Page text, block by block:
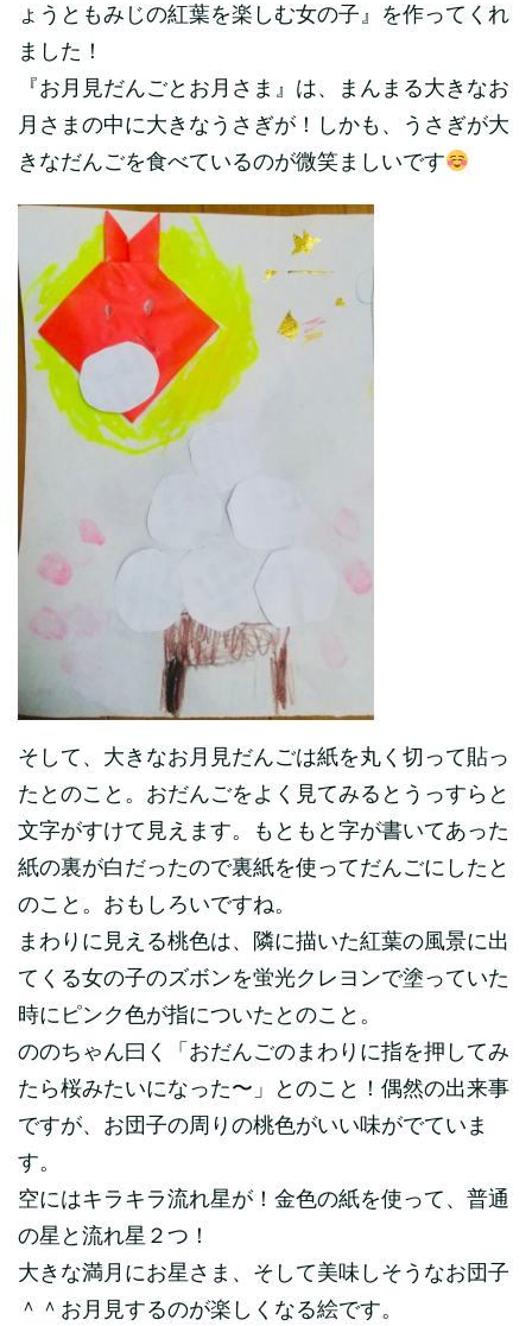
ょうともみじの紅葉を楽しむ女の子』を作ってくれ
ました！
『お月見だんごとお月さま』は、まんまる大きなお
月さまの中に大きなうさぎが！しかも、うさぎが大
きなだんごを食べているのが微笑ましいです
そして、大きなお月見だんごは紙を丸く切って貼っ
たとのこと。おだんごをよく見てみるとうっすらと
文字がすけて見えます。もともと字が書いてあった
紙の裏が白だったので裏紙を使ってだんごにしたと
のこと。おもしろいですね。
まわりに見える桃色は、隣に描いた紅葉の風景に出
てくる女の子のズボンを蛍光クレヨンで塗っていた
時にピンク色が指についたとのこと。
ののちゃん曰く「おだんごのまわりに指を押してみ
たら桜みたいになった〜」とのこと！偶然の出来事
ですが、お団子の周りの桃色がいい味がでていま
す。
空にはキラキラ流れ星が！金色の紙を使って、普通
の星と流れ星２つ！
大きな満月にお星さま、そして美味しそうなお団子
＾＾お月見するのが楽しくなる絵です。